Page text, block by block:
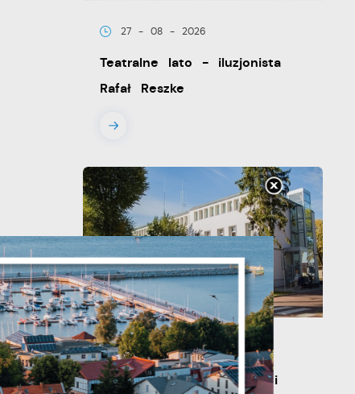
27 - 08 - 2026
Teatralne lato - iluzjonista
Rafał Reszke
20 - 08 - 2026
Teatralne lato - Zdrowo i